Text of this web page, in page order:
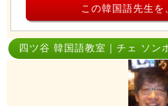
この韓国語先生を
四ツ谷 韓国語教室｜チェ ソン